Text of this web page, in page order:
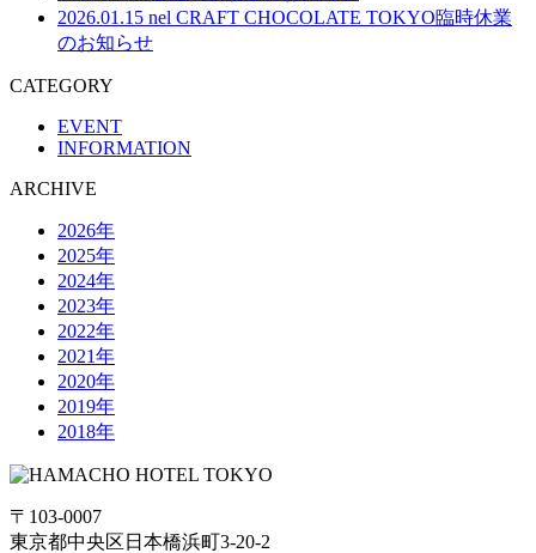
2026.01.15 nel CRAFT CHOCOLATE TOKYO臨時休業
のお知らせ
CATEGORY
EVENT
INFORMATION
ARCHIVE
2026年
2025年
2024年
2023年
2022年
2021年
2020年
2019年
2018年
〒103-0007
東京都中央区日本橋浜町3-20-2